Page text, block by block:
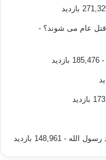
عام می شوند؟ -
- 185,476 بازدید
الله - 148,961 بازدید